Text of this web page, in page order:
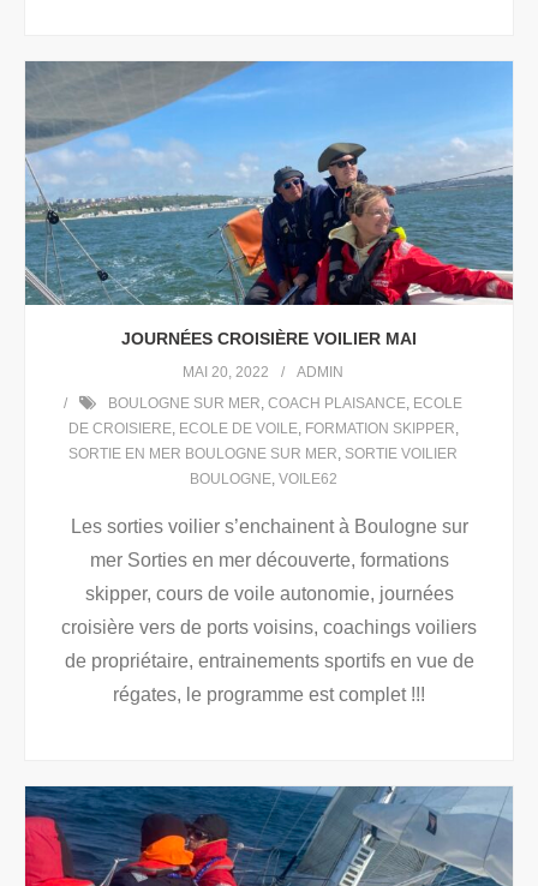
JOURNÉES CROISIÈRE VOILIER MAI
MAI 20, 2022
ADMIN
BOULOGNE SUR MER COACH PLAISANCE ECOLE
DE CROISIERE, ECOLE DE VOILE, FORMATION SKIPPER
SORTIE EN MER BOULOGNE SUR MER SORTIE VOILIER
BOULOGNE, VOILE62
Les sorties voilier s’enchainent à Boulogne sur
mer Sorties en mer découverte, formations
skipper, cours de voile autonomie, journées
croisière vers de ports voisins, coachings voiliers
de propriétaire, entrainements sportifs en vue de
régates, le programme est complet !!!